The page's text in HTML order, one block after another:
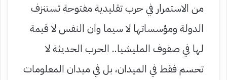
من الاستمرار في حرب تقليدية مفتوحة تستنزف
الدولة ومؤسساتها لا سيما وان النفس لا قيمة
لها في صفوف المليشيا.. الحرب الحديثة لا
تحسم فقط في الميدان، بل في ميدان المعلومات